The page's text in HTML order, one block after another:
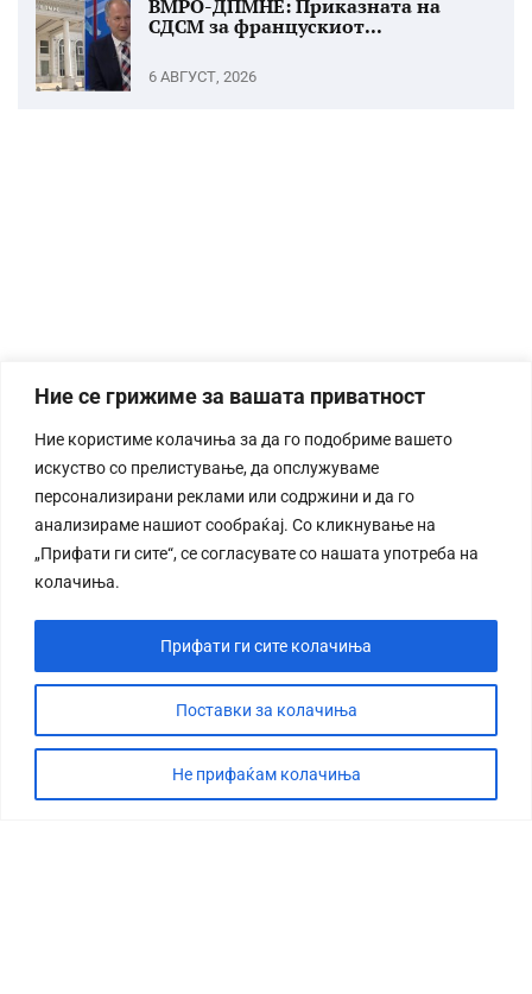
Ние се грижиме за вашата приватност
Ние користиме колачиња за да го подобриме вашето
искуство со прелистување, да опслужуваме
персонализирани реклами или содржини и да го
анализираме нашиот сообраќај. Со кликнување на
„Прифати ги сите“, се согласувате со нашата употреба на
колачиња.
Поставки за колачиња
Не прифаќам колачиња
Прифати ги сите колачиња
ВМРО-ДПМНЕ: Приказната на
СДСМ за францускиот...
6 АВГУСТ, 2026